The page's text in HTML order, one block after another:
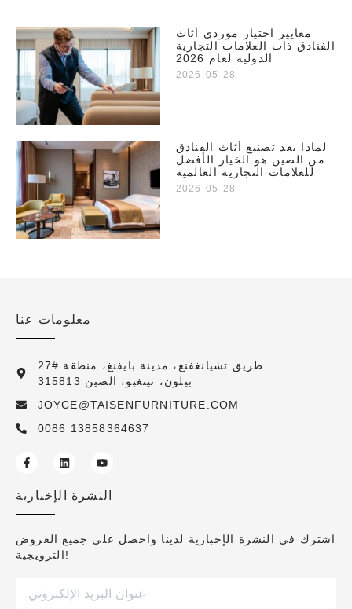
معايير اختيار موردي أثاث
الفنادق ذات العلامات التجارية
الدولية لعام 2026
2026-05-28
لماذا يعد تصنيع أثاث الفنادق
من الصين هو الخيار الأفضل
للعلامات التجارية العالمية
2026-05-28
معلومات عنا
27# طريق تشيانغفنغ، مدينة بايفنغ، منطقة
بيلون، نينغبو، الصين 315813
JOYCE@TAISENFURNITURE.COM
0086 13858364637
النشرة الإخبارية
اشترك في النشرة الإخبارية لدينا واحصل على جميع العروض
الترويجية!